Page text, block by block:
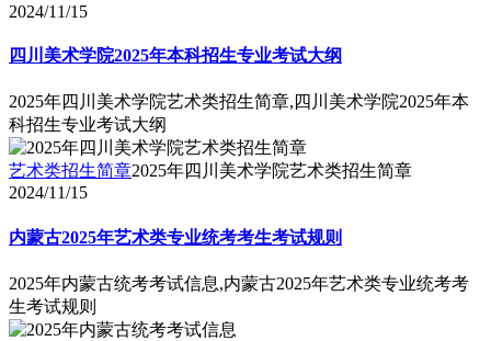
2024/11/15
四川美术学院2025年本科招生专业考试大纲
2025年四川美术学院艺术类招生简章,四川美术学院2025年本
科招生专业考试大纲
艺术类招生简章2025年四川美术学院艺术类招生简章
2024/11/15
内蒙古2025年艺术类专业统考考生考试规则
2025年内蒙古统考考试信息,内蒙古2025年艺术类专业统考考
生考试规则